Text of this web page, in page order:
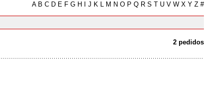
AB C D E F G H J K L M N O P Q R S T U V W X Y Z #
2 pedidos